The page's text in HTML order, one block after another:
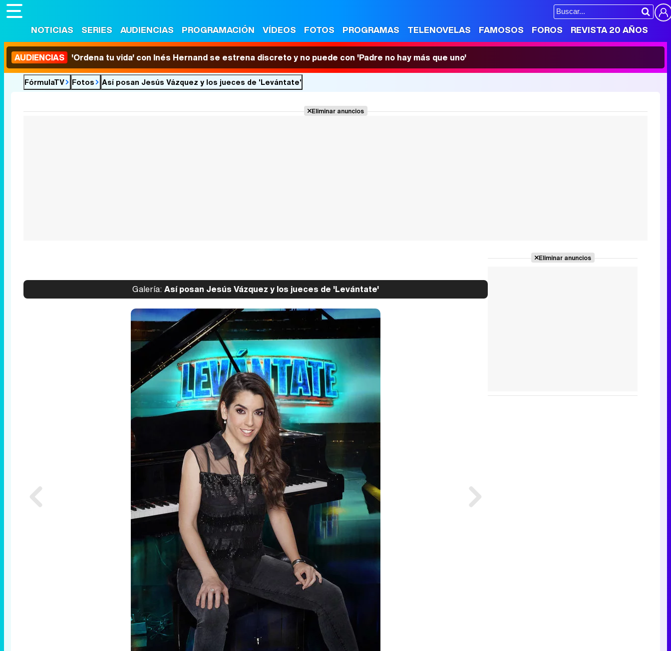
NOTICIAS SERIES AUDIENCIAS PROGRAMACIÓN VÍDEOS FOTOS PROGRAMAS TELENOVELAS FAMOSOS FOROS REVISTA 20 AÑOS
AUDIENCIAS 'Ordena tu vida' con Inés Hernand se estrena discreto y no puede con 'Padre no hay más que uno'
FórmulaTV Fotos Así posan Jesús Vázquez y los jueces de 'Levántate'
Eliminar anuncios
Galería: Así posan Jesús Vázquez y los jueces de 'Levántate'
Eliminar anuncios